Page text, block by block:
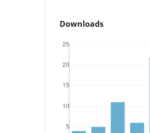
Downloads